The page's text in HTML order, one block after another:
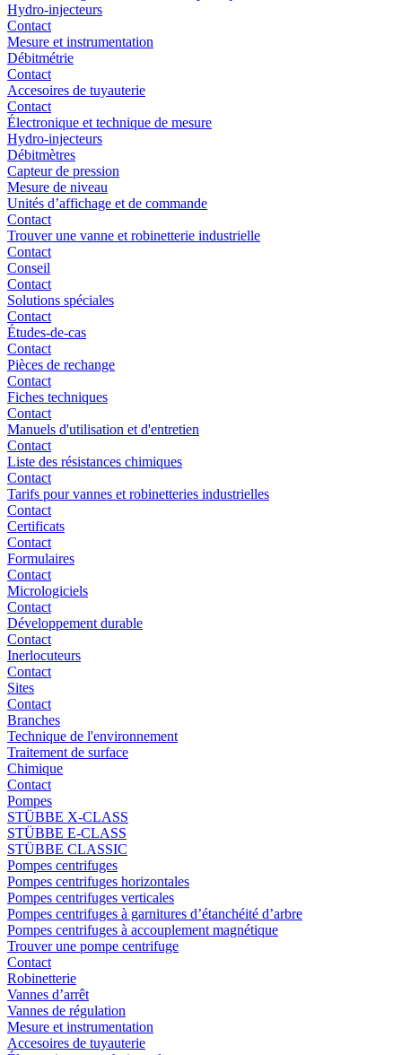
Hydro-injecteurs
Contact
Mesure et instrumentation
Débitmétrie
Contact
Accesoires de tuyauterie
Contact
Électronique et technique de mesure
Hydro-injecteurs
Débitmètres
Capteur de pression
Mesure de niveau
Unités d’affichage et de commande
Contact
Trouver une vanne et robinetterie industrielle
Contact
Conseil
Contact
Solutions spéciales
Contact
Études-de-cas
Contact
Pièces de rechange
Contact
Fiches techniques
Contact
Manuels d'utilisation et d'entretien
Contact
Liste des résistances chimiques
Contact
Tarifs pour vannes et robinetteries industrielles
Contact
Certificats
Contact
Formulaires
Contact
Micrologiciels
Contact
Développement durable
Contact
Inerlocuteurs
Contact
Sites
Contact
Branches
Technique de l'environnement
Traitement de surface
Chimique
Contact
Pompes
STÜBBE X-CLASS
STÜBBE E-CLASS
STÜBBE CLASSIC
Pompes centrifuges
Pompes centrifuges horizontales
Pompes centrifuges verticales
Pompes centrifuges à garnitures d’étanchéité d’arbre
Pompes centrifuges à accouplement magnétique
Trouver une pompe centrifuge
Contact
Robinetterie
Vannes d’arrêt
Vannes de régulation
Mesure et instrumentation
Accesoires de tuyauterie